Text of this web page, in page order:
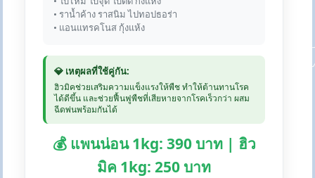
• ราน้ำค้าง ราสนิม ไปทอปธอร่า
• แอนแทรคโนส กุ้งแห้ง
💎 เหตุผลที่ใช้คู่กัน:
ฮิวมิคช่วยเสริมความแข็งแรงให้พืช ทำให้ต้านทานโรค
ได้ดีขึ้น และช่วยฟื้นฟูพืชที่เสียหายจากโรคเร็วกว่า ผสม
ฉีดพ่นพร้อมกันได้
💰 แพนน่อน 1kg: 390 บาท | ฮิว
มิค 1kg: 250 บาท